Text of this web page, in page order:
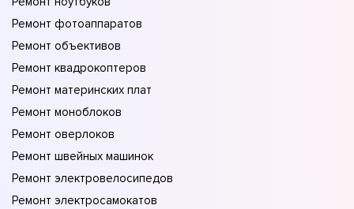
Ремонт фотоаппаратов
Ремонт объективов
Ремонт квадрокоптеров
Ремонт материнских плат
Ремонт моноблоков
Ремонт оверлоков
Ремонт швейных машинок
Ремонт электровелосипедов
Ремонт электросамокатов